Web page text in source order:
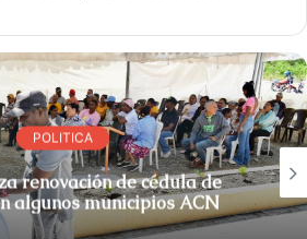
POLITICA
renovación de cédula de
identidad en algunos municipios ACN